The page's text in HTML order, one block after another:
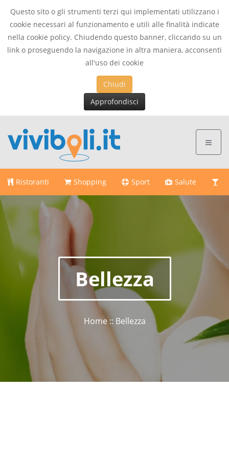
Questo sito o gli strumenti terzi qui implementati utilizzano i
cookie necessari al funzionamento e utili alle finalità indicate
nella cookie policy. Chiudendo questo banner, cliccando su un
link o proseguendo la navigazione in altra maniera, acconsenti
all'uso dei cookie
Chiudi
Approfondisci
Ristoranti Shopping Sport Salute
Bellezza
Home :: Bellezza